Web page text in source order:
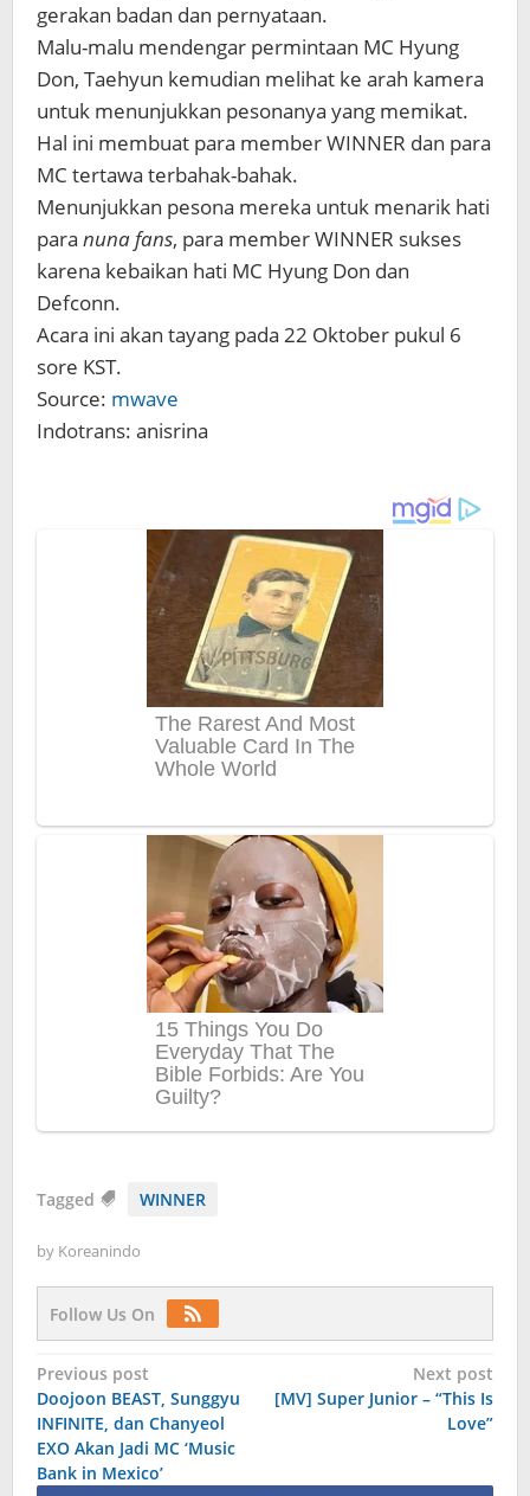
gerakan badan dan pernyataan.
Malu-malu mendengar permintaan MC Hyung
Don, Taehyun kemudian melihat ke arah kamera
untuk menunjukkan pesonanya yang memikat.
Hal ini membuat para member WINNER dan para
MC tertawa terbahak-bahak.
Menunjukkan pesona mereka untuk menarik hati
para nuna fans, para member WINNER sukses
karena kebaikan hati MC Hyung Don dan
Defconn.
Acara ini akan tayang pada 22 Oktober pukul 6
sore KST.
Source: mwave
Indotrans: anisrina
Tagged WINNER
by Koreanindo
Follow Us On
Post
navigation
Previous post
Doojoon BEAST, Sunggyu
INFINITE, dan Chanyeol
EXO Akan Jadi MC ‘Music
Bank in Mexico’
Next post
[MV] Super Junior – “This Is
Love”